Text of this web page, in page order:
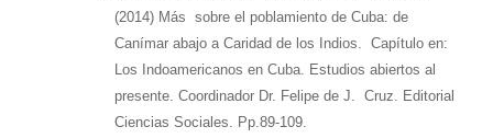
(2014) Más sobre el poblamiento de Cuba: de
Canímar abajo a Caridad de los Indios. Capítulo en:
Los Indoamericanos en Cuba. Estudios abiertos al
presente. Coordinador Dr. Felipe de J. Cruz. Editorial
Ciencias Sociales. Pp.89-109.